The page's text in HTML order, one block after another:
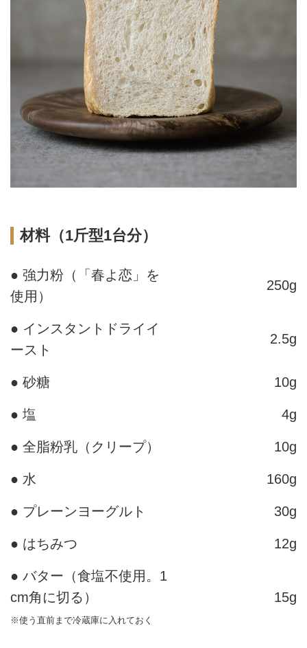
材料（1斤型1台分）
● 強力粉（「春よ恋」を
使用）
250g
● インスタントドライイ
ースト
2.5g
● 砂糖 10g
● 塩 4g
● 全脂粉乳（クリープ） 10g
● 水 160g
● プレーンヨーグルト 30g
● はちみつ 12g
● バター（食塩不使用。1
cm角に切る）
※使う直前まで冷蔵庫に入れておく
15g